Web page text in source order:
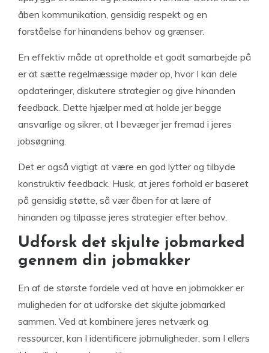
åben kommunikation, gensidig respekt og en
forståelse for hinandens behov og grænser.
En effektiv måde at opretholde et godt samarbejde på
er at sætte regelmæssige møder op, hvor I kan dele
opdateringer, diskutere strategier og give hinanden
feedback. Dette hjælper med at holde jer begge
ansvarlige og sikrer, at I bevæger jer fremad i jeres
jobsøgning.
Det er også vigtigt at være en god lytter og tilbyde
konstruktiv feedback. Husk, at jeres forhold er baseret
på gensidig støtte, så vær åben for at lære af
hinanden og tilpasse jeres strategier efter behov.
Udforsk det skjulte jobmarked
gennem din jobmakker
En af de største fordele ved at have en jobmakker er
muligheden for at udforske det skjulte jobmarked
sammen. Ved at kombinere jeres netværk og
ressourcer, kan I identificere jobmuligheder, som I ellers